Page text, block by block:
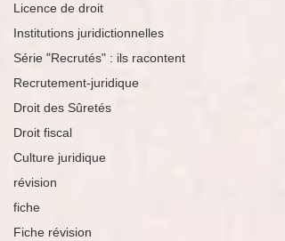
Licence de droit
Institutions juridictionnelles
Série "Recrutés" : ils racontent
Recrutement-juridique
Droit des Sûretés
Droit fiscal
Culture juridique
révision
fiche
Fiche révision